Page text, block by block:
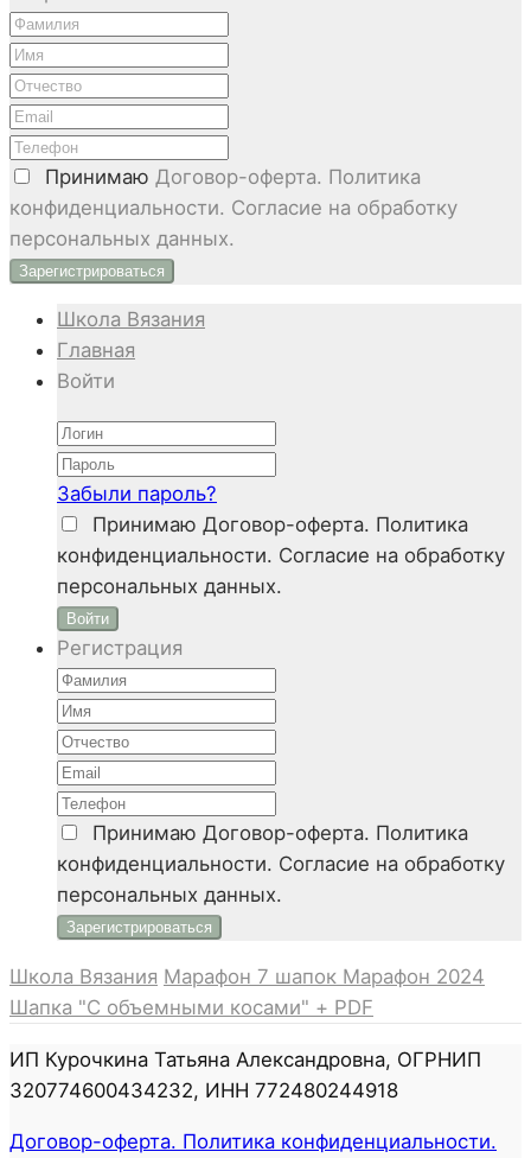
Принимаю Договор-оферта. Политика
конфиденциальности. Согласие на обработку
персональных данных.
Школа Вязания
Главная
Войти
Забыли пароль?
Принимаю Договор-оферта. Политика
конфиденциальности. Согласие на обработку
персональных данных.
Войти
Регистрация
Принимаю Договор-оферта. Политика
конфиденциальности. Согласие на обработку
персональных данных.
Школа Вязания Марафон 7 шапок Марафон 2024
Шапка "С объемными косами" + PDF
ИП Курочкина Татьяна Александровна, ОГРНИП
320774600434232, ИНН 772480244918
Договор-оферта. Политика конфиденциальности.